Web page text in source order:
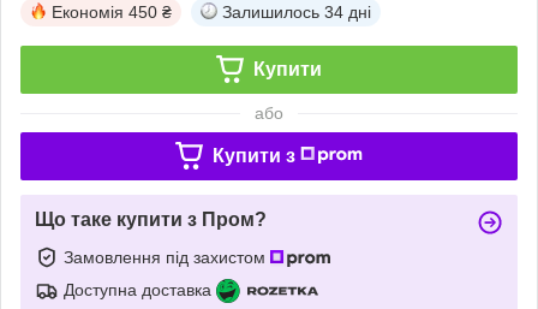
Економія 450 ₴ Залишилось 34 дні
Купити
або
Купити з
Що таке купити з Пром?
Замовлення під захистом
Доступна доставка